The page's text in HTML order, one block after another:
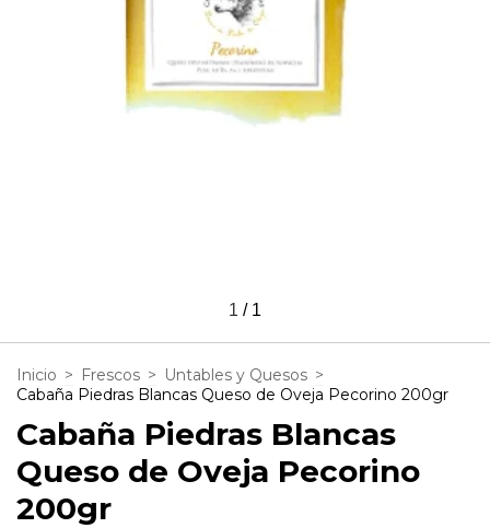
1 / 1
Inicio > Frescos > Untables y Quesos >
Cabaña Piedras Blancas Queso de Oveja Pecorino 200gr
Cabaña Piedras Blancas
Queso de Oveja Pecorino
200gr